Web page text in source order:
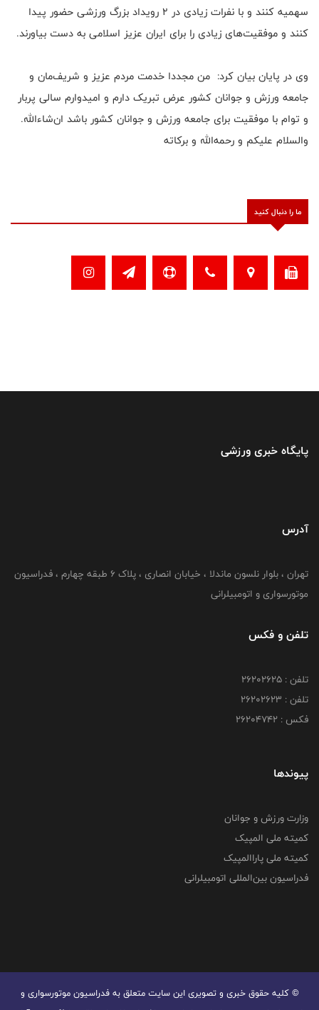
سهمیه کنند و با نفرات زیادی در ۲ رویداد بزرگ ورزشی حضور پیدا
کنند و موفقیت‌های زیادی را برای ایران عزیز اسلامی به دست بیاورند.
وی در پایان بیان کرد: من مجددا خدمت مردم عزیز و شریف‌مان و
جامعه ورزش و جوانان کشور عرض تبریک دارم و امیدوارم سالی پربار
و توام با موفقیت برای جامعه ورزش و جوانان کشور باشد ان‌شاءالله.
والسلام علیکم و رحمه‌الله و برکاته
ما را دنبال کنید
پایگاه خبری ورزشی
آدرس
تهران ، بلوار نلسون ماندلا ، خیابان انصاری ، پلاک ۶ طبقه چهارم ، فدراسیون
موتورسواری و اتومبیلرانی
تلفن و فکس
تلفن : ۲۶۲۰۲۶۲۵
تلفن : ۲۶۲۰۲۶۲۳
فکس : ۲۶۲۰۴۷۴۲
پیوندها
وزارت ورزش و جوانان
کمیته ملی المپیک
کمیته ملی پاراالمپیک
فدراسیون بین‌المللی اتومبیلرانی
© کليه حقوق خبری و تصويری اين سايت متعلق به فدراسیون موتورسواری و